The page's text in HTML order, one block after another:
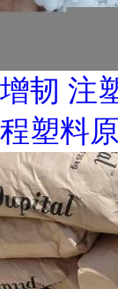
增韧 注
程塑料